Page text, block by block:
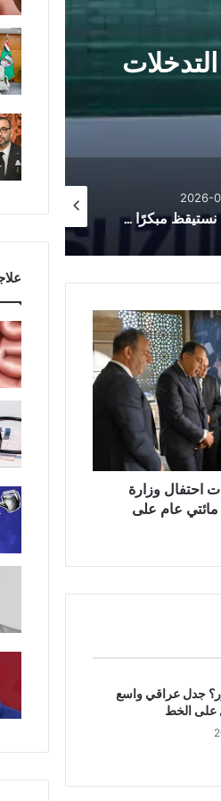
2026-
لماذا نستيقظ مبكرًا دون منبه؟.. وما الذى يكشفه ذلك عن أجسامنا وشخصياتنا؟
2026-07-11
احتفال وزارة
مائتي عام على
جدل عراقي واسع
على الخط